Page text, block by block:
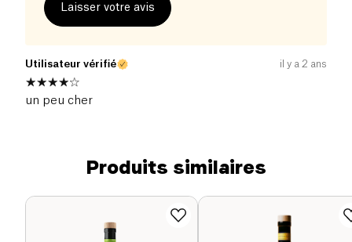
Laisser votre avis
Utilisateur vérifié il y a 2 ans
un peu cher
Produits similaires